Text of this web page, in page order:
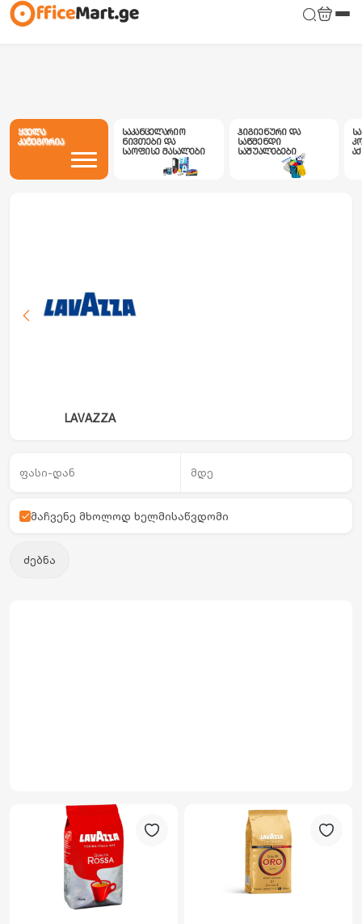
ყველა
კატეგორია
საკანცელარიო
ნივთები და
საოფისე მასალები
ჰიგიენური და
საწმენდი
საშუალებები
LAVAZZA
მაჩვენე მხოლოდ ხელმისაწვდომი
ძებნა